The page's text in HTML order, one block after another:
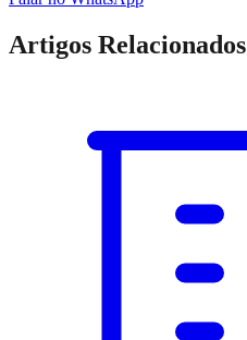
Artigos Relacionados